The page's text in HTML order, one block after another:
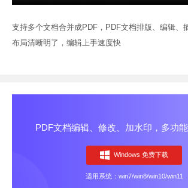
支持多个文档合并成PDF，PDF文档排版、编辑、
布局清晰明了，编辑上手速度快
PDF文档编辑、修改、加水印，多功
Windows 免费下载
适用系统：win7/win8/win10/win11